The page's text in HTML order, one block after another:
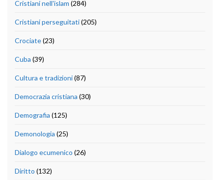
Cristiani nell'islam (284)
Cristiani perseguitati(205)
Crociate(23)
Cuba (39)
Cultura e tradizioni(87)
Democrazia cristiana (30)
Demografia (125)
Demonologia (25)
Dialogo ecumenico (26)
Diritto (132)